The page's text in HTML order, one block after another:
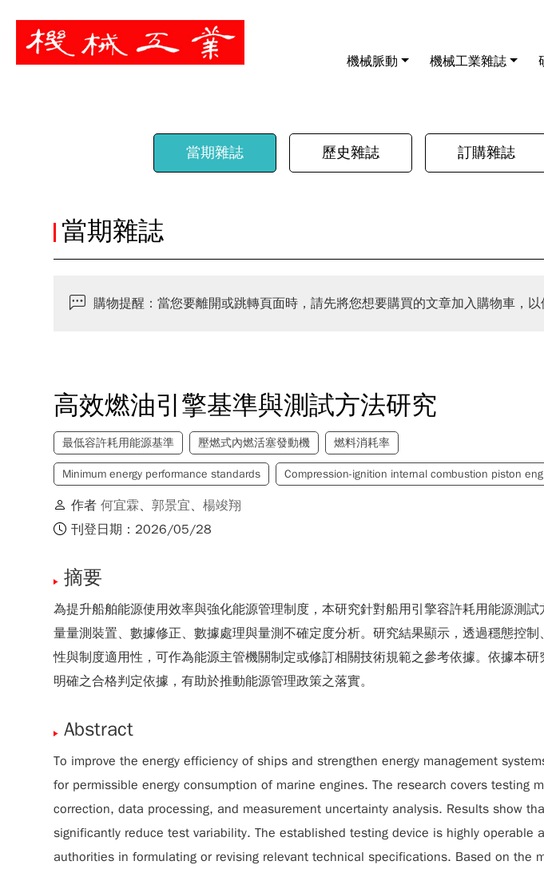
機械脈動 機械工業雜誌
暫停
當期雜誌 歷史雜誌 訂購雜誌
當期雜誌
購物提醒：當您要離開或跳轉頁面時，請先將您想要購買的文章加入購物車，
高效燃油引擎基準與測試方法研究
最低容許耗用能源基準 壓燃式內燃活塞發動機 燃料消耗率
Minimum energy performance standards Compression-ignition internal combustion piston
作者何宜霖、郭景宜、楊竣翔
刊登日期：2026/05/28
摘要
為提升船舶能源使用效率與強化能源管理制度，本研究針對船用引擎容許耗用能源測
量量測裝置、數據修正、數據處理與量測不確定度分析。研究結果顯示，透過穩態控
性與制度適用性，可作為能源主管機關制定或修訂相關技術規範之參考依據。依據本
明確之合格判定依據，有助於推動能源管理政策之落實。
Abstract
To improve the energy efficiency of ships and strengthen energy management
for permissible energy consumption of marine engines. The research covers
correction, data processing, and measurement uncertainty analysis. Results show
significantly reduce test variability. The established testing device is highly
authorities in formulating or revising relevant technical specifications. Based on